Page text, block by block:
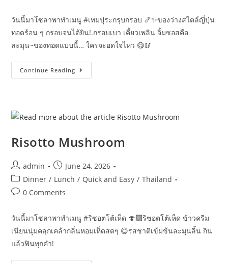
วันนี้มาโซลาพาทำเมนู #เทมปุระกรุบกรอบ 🍤✨ของว่างสไตล์ญี่ปุ่น
ทอดร้อน ๆ กรอบจนได้ยิน!.กรอบเบา เคี้ยวเพลิน จิ้มซอสคือ
ละมุน~ของทอดแบบนี้… ใครจะอดใจไหว 😋🥢
Continue Reading Tempura
Risotto Mushroom
Post
author:
admin
Post
published:
June 24, 2026
Post
category:
Dinner / Lunch / Quick and Easy / Thailand
Post0 Comments
วันนี้มาโซลาพาทำเมนู #ริซอตโต้เห็ด 🍄‍🟫ริซอตโต้เห็ด ข้าวครีม
เนียนนุ่มคลุกเคล้ากลิ่นหอมเห็ดสดๆ 😋รสชาติเข้มข้นละมุนลิ้น กิน
แล้วฟินทุกคำ!